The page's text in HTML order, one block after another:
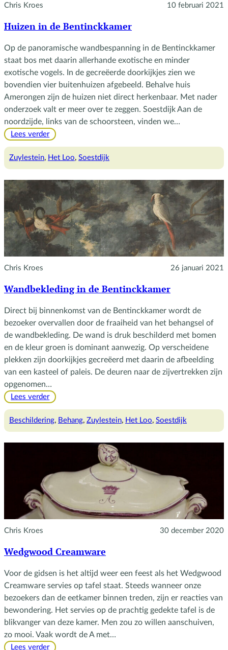
Chris Kroes 10 februari 2021
Huizen in de Bentinckkamer
Op de panoramische wandbespanning in de Bentinckkamer
staat bos met daarin allerhande exotische en minder
exotische vogels. In de gecreëerde doorkijkjes zien we
bovendien vier buitenhuizen afgebeeld. Behalve huis
Amerongen zijn de huizen niet direct herkenbaar. Met nader
onderzoek valt er meer over te zeggen. Soestdijk Aan de
noordzijde, links van de schoorsteen, vinden we…
Lees verder:
in
Zuylestein, Het Loo, Soestdijk
Chris Kroes 26 januari 2021
Wandbekleding in de Bentinckkamer
Direct bij binnenkomst van de Bentinckkamer wordt de
bezoeker overvallen door de fraaiheid van het behangsel of
de wandbekleding. De wand is druk beschilderd met bomen
en de kleur groen is dominant aanwezig. Op verscheidene
plekken zijn doorkijkjes gecreëerd met daarin de afbeelding
van een kasteel of paleis. De deuren naar de zijvertrekken zijn
opgenomen…
Lees verder:
in
Beschildering, Behang, Zuylestein, Het Loo, Soestdijk
Chris Kroes 30 december 2020
Wedgwood Creamware
Voor de gidsen is het altijd weer een feest als het Wedgwood
Creamware servies op tafel staat. Steeds wanneer onze
bezoekers dan de eetkamer binnen treden, zijn er reacties van
bewondering. Het servies op de prachtig gedekte tafel is de
blikvanger van deze kamer. Men zou zo willen aanschuiven,
zo mooi. Vaak wordt de A met…
Lees verder: